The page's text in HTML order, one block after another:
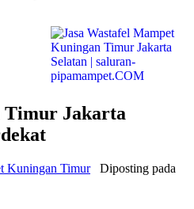
Timur Jakarta
Kuningan Timur
Diposting pada